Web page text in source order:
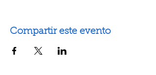
Compartir este evento